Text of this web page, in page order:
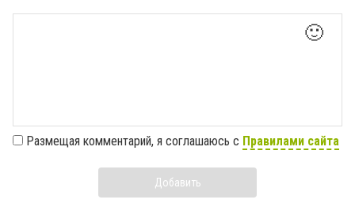
🙂
Размещая комментарий, я соглашаюсь с Правилами сайта
Добавить